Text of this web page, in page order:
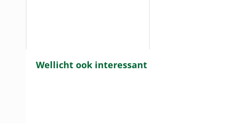
Wellicht ook interessant